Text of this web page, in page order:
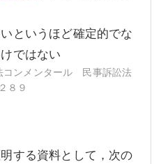
というほど確定的でな
ではない
コンメンタール 民事訴訟法
８９
する資料として，次の